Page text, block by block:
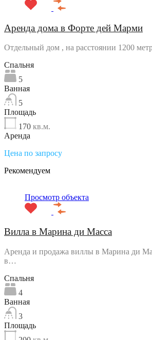
Аренда дома в Форте дей Марми
Отдельный дом , на расстоянии 1200
Спальня
5
Ванная
5
Площадь
170 кв.м.
Аренда
Цена по запросу
Рекомендуем
Просмотр объекта
Вилла в Марина ди Масса
Аренда и продажа виллы в Марина ди
в…
Спальня
4
Ванная
3
Площадь